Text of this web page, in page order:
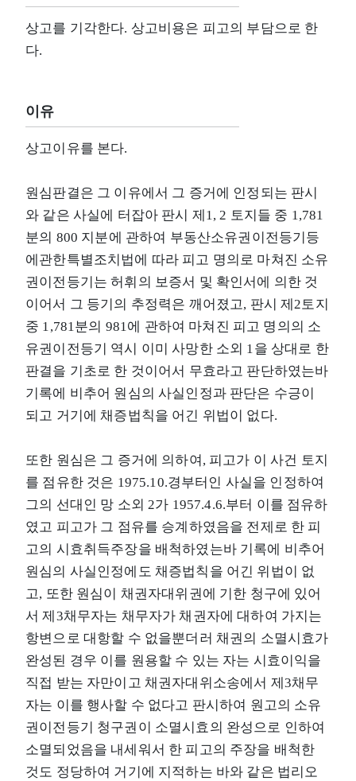
상고를 기각한다. 상고비용은 피고의 부담으로 한
다.
이유
상고이유를 본다.
원심판결은 그 이유에서 그 증거에 인정되는 판시
와 같은 사실에 터잡아 판시 제1, 2 토지들 중 1,781
분의 800 지분에 관하여 부동산소유권이전등기등
에관한특별조치법에 따라 피고 명의로 마쳐진 소유
권이전등기는 허휘의 보증서 및 확인서에 의한 것
이어서 그 등기의 추정력은 깨어졌고, 판시 제2토지
중 1,781분의 981에 관하여 마쳐진 피고 명의의 소
유권이전등기 역시 이미 사망한 소외 1을 상대로 한
판결을 기초로 한 것이어서 무효라고 판단하였는바
기록에 비추어 원심의 사실인정과 판단은 수긍이
되고 거기에 채증법칙을 어긴 위법이 없다.
또한 원심은 그 증거에 의하여, 피고가 이 사건 토지
를 점유한 것은 1975.10.경부터인 사실을 인정하여
그의 선대인 망 소외 2가 1957.4.6.부터 이를 점유하
였고 피고가 그 점유를 승계하였음을 전제로 한 피
고의 시효취득주장을 배척하였는바 기록에 비추어
원심의 사실인정에도 채증법칙을 어긴 위법이 없
고, 또한 원심이 채권자대위권에 기한 청구에 있어
서 제3채무자는 채무자가 채권자에 대하여 가지는
항변으로 대항할 수 없을뿐더러 채권의 소멸시효가
완성된 경우 이를 원용할 수 있는 자는 시효이익을
직접 받는 자만이고 채권자대위소송에서 제3채무
자는 이를 행사할 수 없다고 판시하여 원고의 소유
권이전등기 청구권이 소멸시효의 완성으로 인하여
소멸되었음을 내세워서 한 피고의 주장을 배척한
것도 정당하여 거기에 지적하는 바와 같은 법리오